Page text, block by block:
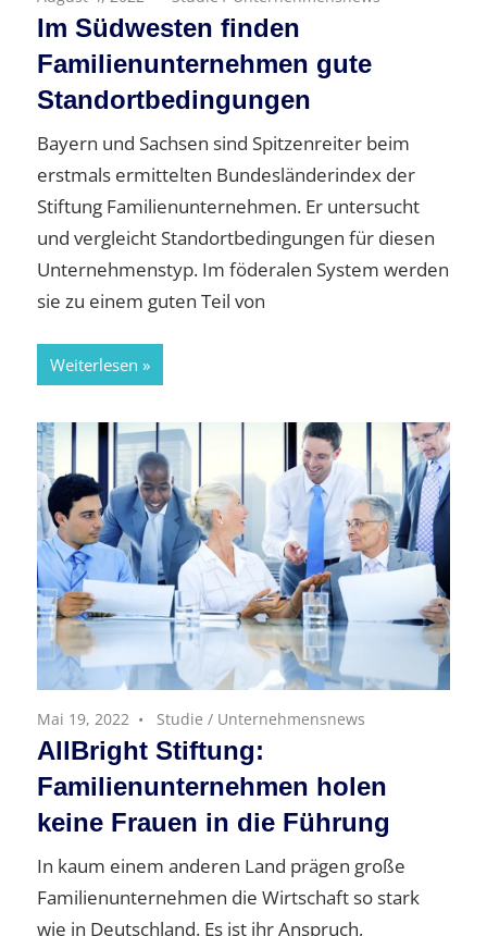
Im Südwesten finden
Familienunternehmen gute
Standortbedingungen
Bayern und Sachsen sind Spitzenreiter beim
erstmals ermittelten Bundesländerindex der
Stiftung Familienunternehmen. Er untersucht
und vergleicht Standortbedingungen für diesen
Unternehmenstyp. Im föderalen System werden
sie zu einem guten Teil von
Weiterlesen
Mai 19, 2022 Studie / Unternehmensnews
AllBright Stiftung:
Familienunternehmen holen
keine Frauen in die Führung
In kaum einem anderen Land prägen große
Familienunternehmen die Wirtschaft so stark
wie in Deutschland. Es ist ihr Anspruch,